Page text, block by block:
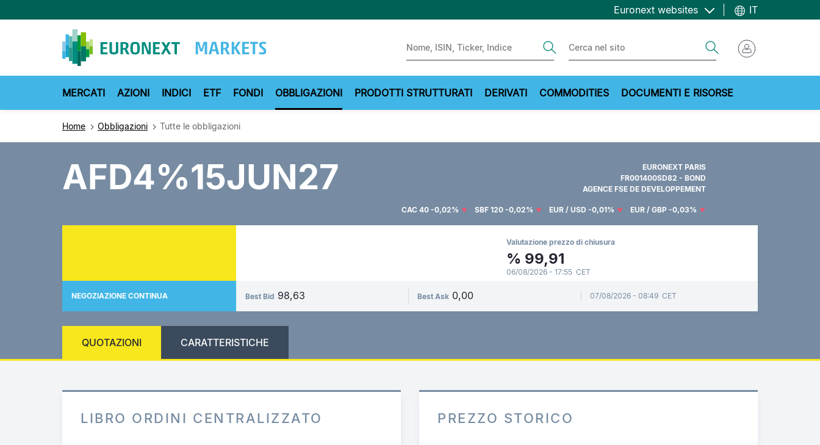
al
Euronext websites IT
MERCATI AZIONI INDICI ETF FONDI OBBLIGAZIONI PRODOTTI STRUTTURATI DERIVATI COMMODITIES DOCUMENTI E RISORSE
Home Obbligazioni Tutte le obbligazioni
AFD4%15JUN27
EURONEXT PARIS
FR001400SD82 - BOND
AGENCE FSE DE DEVELOPPEMENT
CAC 40 -0,02% SBF 120 -0,02% EUR / USD -0,01% EUR / GBP -0,03%
NEGOZIAZIONE CONTINUA
Valutazione prezzo di chiusura
% 99,91
06/08/2026 - 17:55 CET
Best Bid 98,63 Best Ask 0,00 07/08/2026 - 08:49 CET
QUOTAZIONI CARATTERISTICHE
LIBRO ORDINI CENTRALIZZATO PREZZO STORICO